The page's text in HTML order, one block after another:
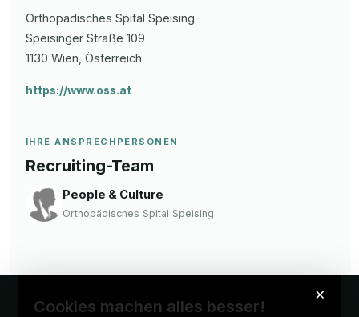
Orthopädisches Spital Speising
Speisinger Straße 109
1130 Wien , Österreich
https://www.oss.at
IHRE ANSPRECHPERSONEN
Recruiting-Team
People & Culture
Orthopädisches Spital Speising
×
Cookies machen alles besser!